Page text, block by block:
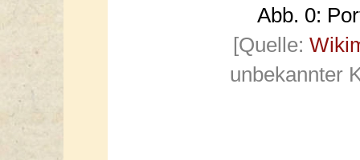
Abb. 0:
[Quelle:
unbekannter